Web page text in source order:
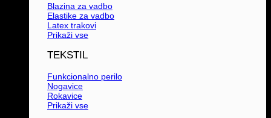
Blazina za vadbo
Elastike za vadbo
Latex trakovi
Prikaži vse
TEKSTIL
Funkcionalno perilo
Nogavice
Rokavice
Prikaži vse